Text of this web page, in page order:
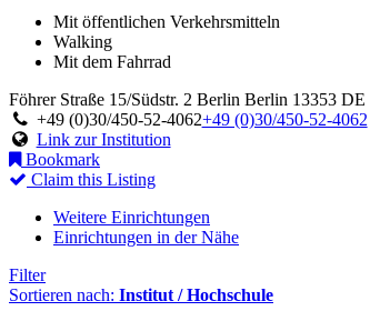
Mit öffentlichen Verkehrsmitteln
Walking
Mit dem Fahrrad
Föhrer Straße 15/Südstr. 2 Berlin Berlin 13353 DE
+49 (0)30/450-52-4062+49 (0)30/450-52-4062
Link zur Institution
Bookmark
Claim this Listing
Weitere Einrichtungen
Einrichtungen in der Nähe
Filter
Sortieren nach: Institut / Hochschule